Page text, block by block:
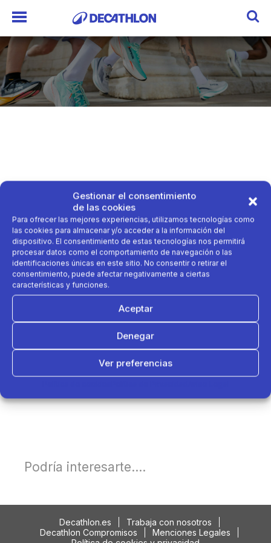
Gestionar el consentimiento
de las cookies
Para ofrecer las mejores experiencias, utilizamos tecnologías como
las cookies para almacenar y/o acceder a la información del
dispositivo. El consentimiento de estas tecnologías nos permitirá
procesar datos como el comportamiento de navegación o las
identificaciones únicas en este sitio. No consentir o retirar el
consentimiento, puede afectar negativamente a ciertas
características y funciones.
Aceptar
Denegar
Ver preferencias
Podría interesarte....
Decathlon.es
Trabaja con nosotros
Decathlon Compromisos
Menciones Legales